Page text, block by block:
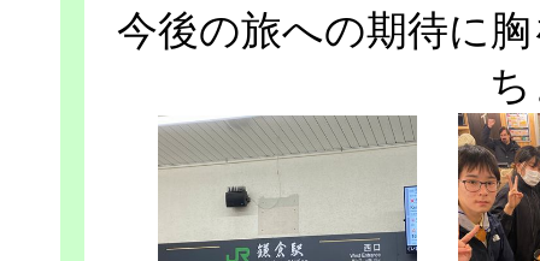
今後の旅への期待に